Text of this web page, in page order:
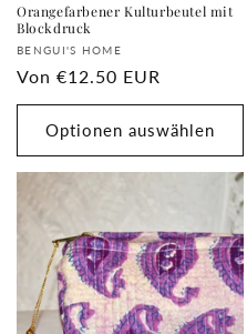
Orangefarbener Kulturbeutel mit
Blockdruck
Anbieter:
BENGUI'S HOME
Normaler
Preis
Von €12.50 EUR
Optionen auswählen